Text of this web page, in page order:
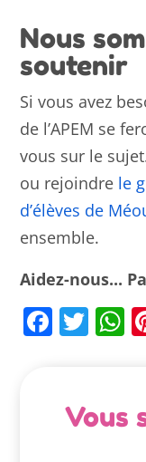
Nous
soutenir
Si vous avez
de l’APEM se
vous sur le
ou rejoindre le
d’élèves de
ensemble.
Aidez-nous...
Vous